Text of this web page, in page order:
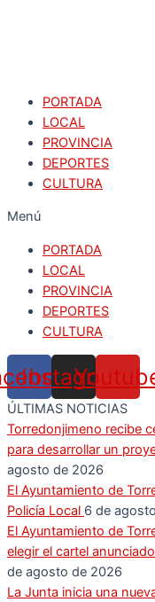
PORTADA
LOCAL
PROVINCIA
DEPORTES
CULTURA
Menú
PORTADA
LOCAL
PROVINCIA
DEPORTES
CULTURA
Instagram
ÚLTIMAS NOTICIAS
Torredonjimeno recibe
para desarrollar un
agosto de 2026
El Ayuntamiento de
Policía Local 6 de
El Ayuntamiento de
elegir el cartel
de agosto de 2026
La Junta inicia una